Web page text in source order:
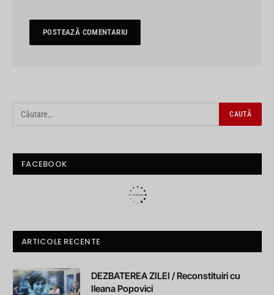
FACEBOOK
ARTICOLE RECENTE
DEZBATEREA ZILEI / Reconstituiri cu
Ileana Popovici